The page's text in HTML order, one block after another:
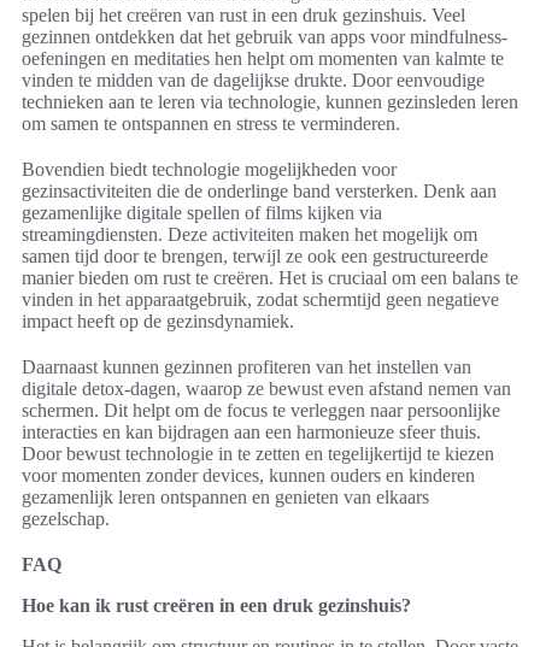
spelen bij het creëren van rust in een druk gezinshuis. Veel
gezinnen ontdekken dat het gebruik van apps voor mindfulness-
oefeningen en meditaties hen helpt om momenten van kalmte te
vinden te midden van de dagelijkse drukte. Door eenvoudige
technieken aan te leren via technologie, kunnen gezinsleden leren
om samen te ontspannen en stress te verminderen.
Bovendien biedt technologie mogelijkheden voor
gezinsactiviteiten die de onderlinge band versterken. Denk aan
gezamenlijke digitale spellen of films kijken via
streamingdiensten. Deze activiteiten maken het mogelijk om
samen tijd door te brengen, terwijl ze ook een gestructureerde
manier bieden om rust te creëren. Het is cruciaal om een balans te
vinden in het apparaatgebruik, zodat schermtijd geen negatieve
impact heeft op de gezinsdynamiek.
Daarnaast kunnen gezinnen profiteren van het instellen van
digitale detox-dagen, waarop ze bewust even afstand nemen van
schermen. Dit helpt om de focus te verleggen naar persoonlijke
interacties en kan bijdragen aan een harmonieuze sfeer thuis.
Door bewust technologie in te zetten en tegelijkertijd te kiezen
voor momenten zonder devices, kunnen ouders en kinderen
gezamenlijk leren ontspannen en genieten van elkaars
gezelschap.
FAQ
Hoe kan ik rust creëren in een druk gezinshuis?